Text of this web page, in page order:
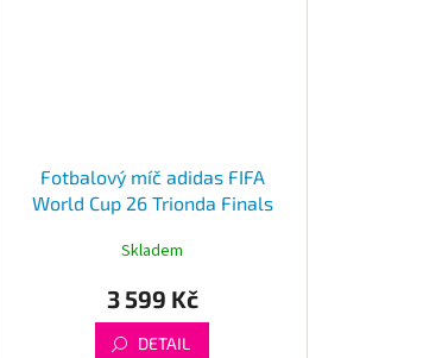
Fotbalový míč adidas FIFA
World Cup 26 Trionda Finals
Skladem
3 599 Kč
DETAIL